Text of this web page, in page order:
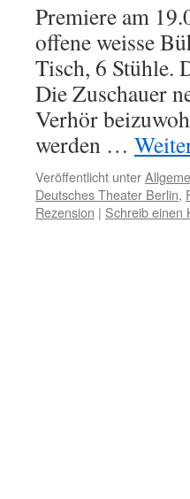
Premiere am
offene weisse
Tisch, 6 Stühle.
Die Zuschauer
Verhör
werden …
Veröffentlicht unter
Deutsches Theater Berlin,
Rezension | Schreib einen